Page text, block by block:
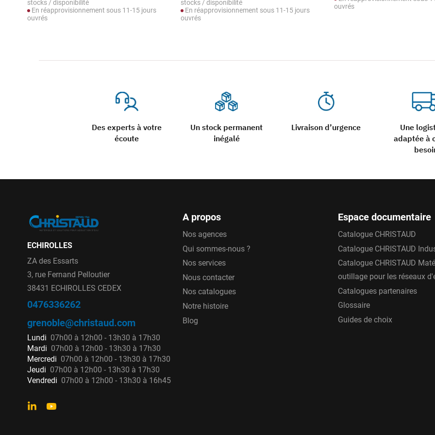
Des experts à votre
écoute
Un stock permanent
inégalé
Livraison d’urgence
Une
adaptée à
stocks / disponibilité
En réapprovisionnement sous 11-15 jours
ouvrés
stocks / disponibilité
En réapprovisionnement sous 11-15 jours
ouvrés
ouvrés
ECHIROLLES
ZA des Essarts
3, rue Fernand Pelloutier
38431 ECHIROLLES CEDEX
0476336262
grenoble@christaud.com
Lundi 07h00 à 12h00 - 13h30 à 17h30
Mardi 07h00 à 12h00 - 13h30 à 17h30
Mercredi 07h00 à 12h00 - 13h30 à 17h30
Jeudi 07h00 à 12h00 - 13h30 à 17h30
Vendredi 07h00 à 12h00 - 13h30 à 16h45
A propos
Nos agences
Qui sommes-nous ?
Nos services
Nous contacter
Nos catalogues
Notre histoire
Blog
Espace documentaire
Catalogue CHRISTAUD
Catalogue CHRISTAUD
Catalogue CHRISTAUD
outillage pour les réseaux
Catalogues partenaires
Glossaire
Guides de choix